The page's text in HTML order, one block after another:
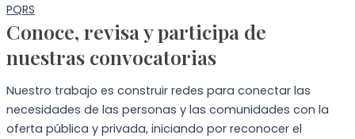
PQRS
Conoce, revisa y participa de
nuestras convocatorias
Nuestro trabajo es construir redes para conectar las
necesidades de las personas y las comunidades con la
oferta pública y privada, iniciando por reconocer el